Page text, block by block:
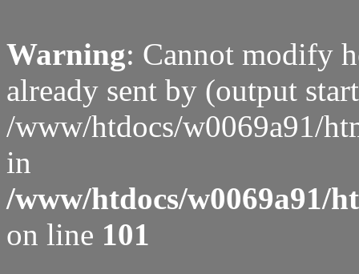
Warning: Cannot modify
already sent by (output
/www/htdocs/w0069a91/
in
/www/htdocs/w0069a91/
on line 101